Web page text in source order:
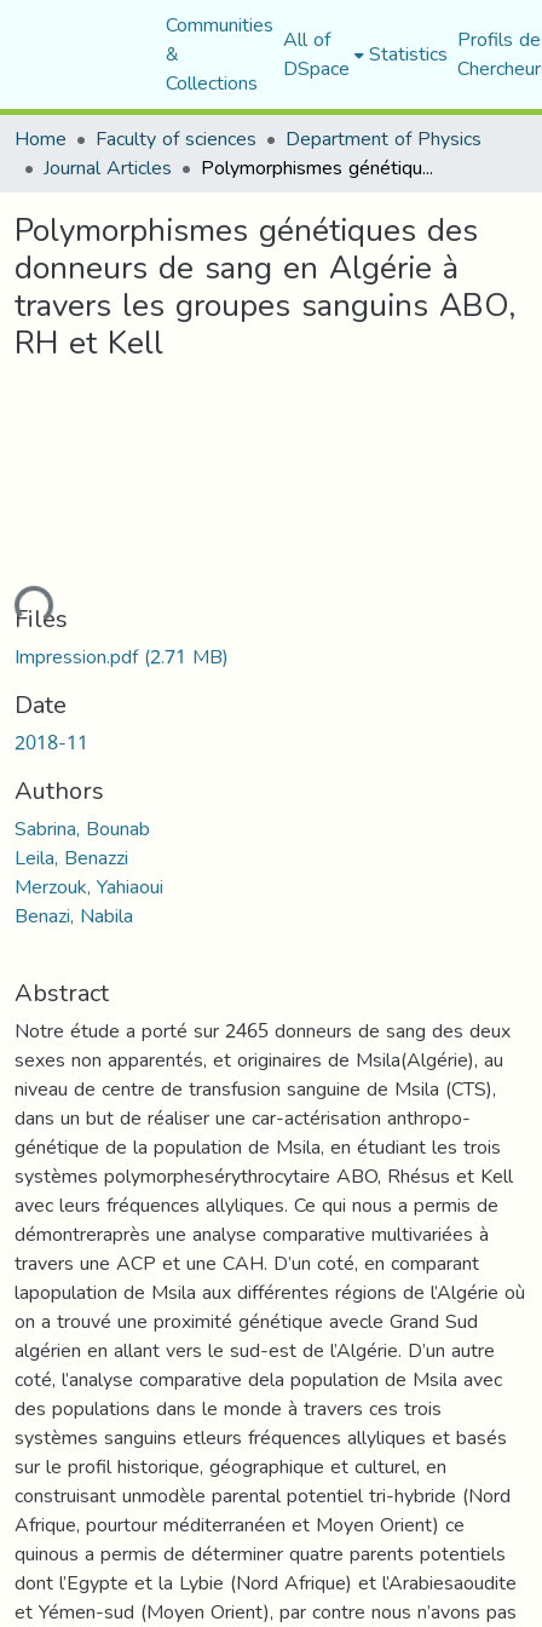
Communities
&
Collections
All of
DSpace Statistics Profils
Home
Faculty of sciences Department of Physics
Journal Articles Polymorphismes génétiques des donneurs de sang en Algérie à travers les groupes sanguins ABO, RH et Kell
Polymorphismes génétiques des
donneurs de sang en Algérie à
travers les groupes sanguins ABO,
RH et Kell
Files
Impression.pdf(2.71 MB)
Date
2018-11
Authors
Sabrina, Bounab
Leila, Benazzi
Merzouk, Yahiaoui
Benazi, Nabila
Abstract
Notre étude a porté sur 2465 donneurs de sang des deux
sexes non apparentés, et originaires de Msila(Algérie), au
niveau de centre de transfusion sanguine de Msila (CTS),
dans un but de réaliser une car-actérisation anthropo-
génétique de la population de Msila, en étudiant les trois
systèmes polymorphesérythrocytaire ABO, Rhésus et Kell
avec leurs fréquences allyliques. Ce qui nous a permis de
démontreraprès une analyse comparative multivariées à
travers une ACP et une CAH. D’un coté, en comparant
lapopulation de Msila aux différentes régions de l’Algérie où
on a trouvé une proximité génétique avecle Grand Sud
algérien en allant vers le sud-est de l’Algérie. D’un autre
coté, l’analyse comparative dela population de Msila avec
des populations dans le monde à travers ces trois
systèmes sanguins etleurs fréquences allyliques et basés
sur le profil historique, géographique et culturel, en
construisant unmodèle parental potentiel tri-hybride (Nord
Afrique, pourtour méditerranéen et Moyen Orient) ce
quinous a permis de déterminer quatre parents potentiels
dont l’Egypte et la Lybie (Nord Afrique) et l’Arabiesaoudite
et Yémen-sud (Moyen Orient), par contre nous n’avons pas